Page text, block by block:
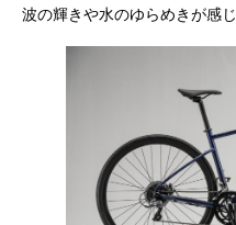
波の輝きや水のゆらめきが感